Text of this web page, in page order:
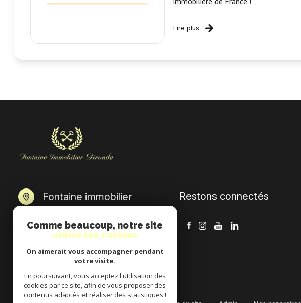
Lire plus
Fontaine immobilier
09 83 24 85 51
contact@fontaineimmo33.com
33310 Lormont
Restons connectés
Comme beaucoup, notre site
utilise les cookies
On aimerait vous accompagner pendant
votre visite.
En poursuivant, vous acceptez l'utilisation des
cookies par ce site, afin de vous proposer des
contenus adaptés et réaliser des statistiques !